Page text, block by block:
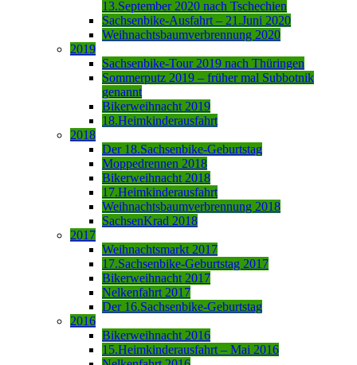
13.September 2020 nach Tschechien
Sachsenbike-Ausfahrt – 21.Juni 2020
Weihnachtsbaumverbrennung 2020
2019
Sachsenbike-Tour 2019 nach Thüringen
Sommerputz 2019 – früher mal Subbotnik
genannt
Bikerweihnacht 2019
18.Heimkinderausfahrt
2018
Der 18.Sachsenbike-Geburtstag
Moppedrennen 2018
Bikerweihnacht 2018
17.Heimkinderausfahrt
Weihnachtsbaumverbrennung 2018
SachsenKrad 2018
2017
Weihnachtsmarkt 2017
17.Sachsenbike-Geburtstag 2017
Bikerweihnacht 2017
Nelkenfahrt 2017
Der 16.Sachsenbike-Geburtstag
2016
Bikerweihnacht 2016
15.Heimkinderausfahrt – Mai 2016